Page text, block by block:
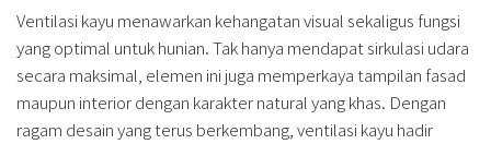
Ventilasi kayu menawarkan kehangatan visual sekaligus fungsi
yang optimal untuk hunian. Tak hanya mendapat sirkulasi udara
secara maksimal, elemen ini juga memperkaya tampilan fasad
maupun interior dengan karakter natural yang khas. Dengan
ragam desain yang terus berkembang, ventilasi kayu hadir